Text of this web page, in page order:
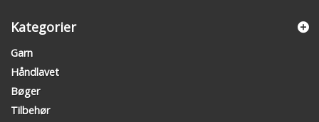
Kategorier
Garn
Håndlavet
Bøger
Tilbehør